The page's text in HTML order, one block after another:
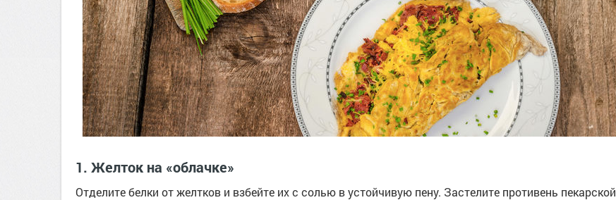
1. Желток на «облачке»
Отделите белки от желтков и взбейте их с солью в устойчивую пену. Застелите противень пекарской